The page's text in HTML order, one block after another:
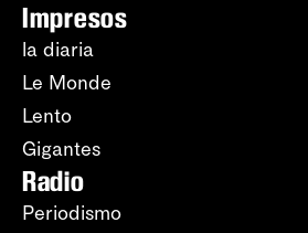
Impresos
la diaria
Le Monde
Lento
Gigantes
Radio
Periodismo